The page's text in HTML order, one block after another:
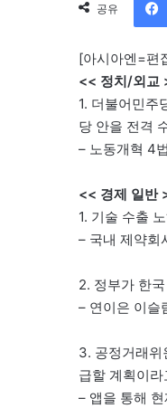
공유
[아시아엔=편
<< 정치/외교
1. 더불어민주
당 안을 전격
– 노동개혁 4
<< 경제 일반
1. 기술 수출
– 국내 제약회
2. 정부가 한
– 연이은 이슬
3. 공정거래위
급할 계획이
– 앱을 통해